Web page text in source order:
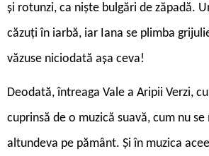
și rotunzi, ca niște bulgări de zăpadă.
căzuți în iarbă, iar Iana se plimba
văzuse niciodată așa ceva!
Deodată, întreaga Vale a Aripii Verzi,
cuprinsă de o muzică suavă, cum nu se
altundeva pe pământ. Și în muzica